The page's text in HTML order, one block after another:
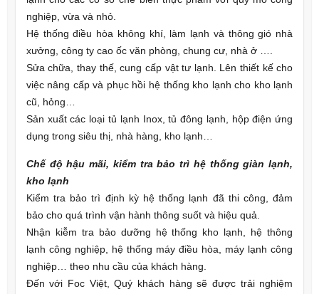
nghiệp, vừa và nhỏ.
Hệ thống điều hòa không khí, làm lạnh và thông gió nhà
xưởng, công ty cao ốc văn phòng, chung cư, nhà ở ….
Sửa chữa, thay thế, cung cấp vật tư lạnh. Lên thiết kế cho
việc nâng cấp và phục hồi hệ thống kho lạnh cho kho lạnh
cũ, hỏng…
Sản xuất các loại tủ lạnh Inox, tủ đông lạnh, hộp điện ứng
dụng trong siêu thị, nhà hàng, kho lạnh…
Chế độ hậu mãi, kiểm tra bảo trì hệ thống giàn lạnh,
kho lạnh
Kiểm tra bảo trì định kỳ hệ thống lạnh đã thi công, đảm
bảo cho quá trình vận hành thông suốt và hiệu quả.
Nhận kiễm tra bảo dưỡng hệ thống kho lạnh, hệ thông
lạnh công nghiệp, hệ thống máy điều hòa, máy lạnh công
nghiệp… theo nhu cầu của khách hàng.
Đến với Foc Việt, Quý khách hàng sẽ được trải nghiệm